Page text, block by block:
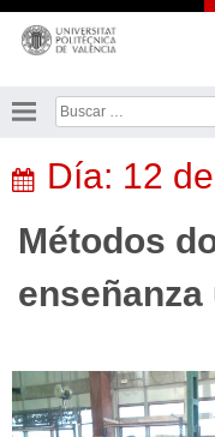
Saltar
contenido
Buscar:
Día: 12
Métodos